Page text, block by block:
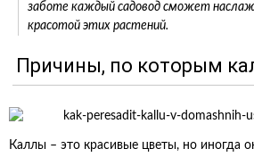
заботе каждый садовод сможет
красотой этих растений.
Причины, по которым
Каллы – это красивые цветы, но иногда